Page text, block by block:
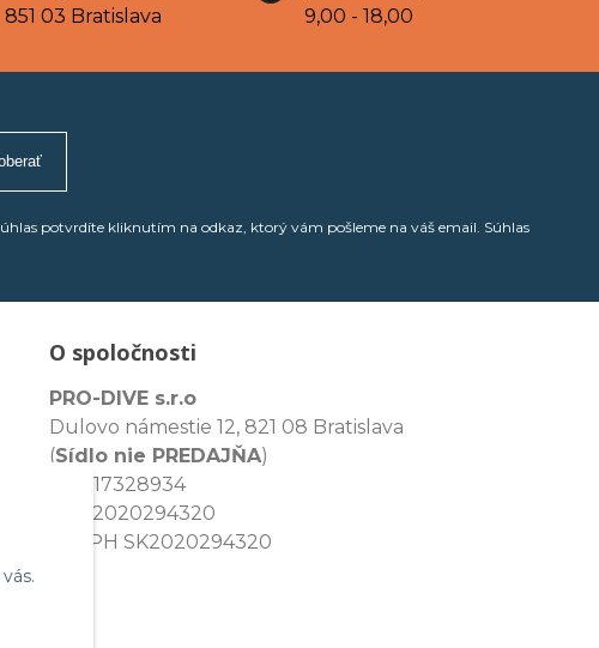
851 03 Bratislava
9,00 - 18,00
potvrdíte kliknutím na odkaz, ktorý vám pošleme na váš email. Súhlas
O spoločnosti
PRO-DIVE s.r.o
Dulovo námestie 12, 821 08 Bratislava
(Sídlo nie PREDAJŇA)
IČO: 17328934
DIČ: 2020294320
IČ DPH SK2020294320